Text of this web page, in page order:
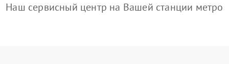
Наш сервисный центр на Вашей станции метро